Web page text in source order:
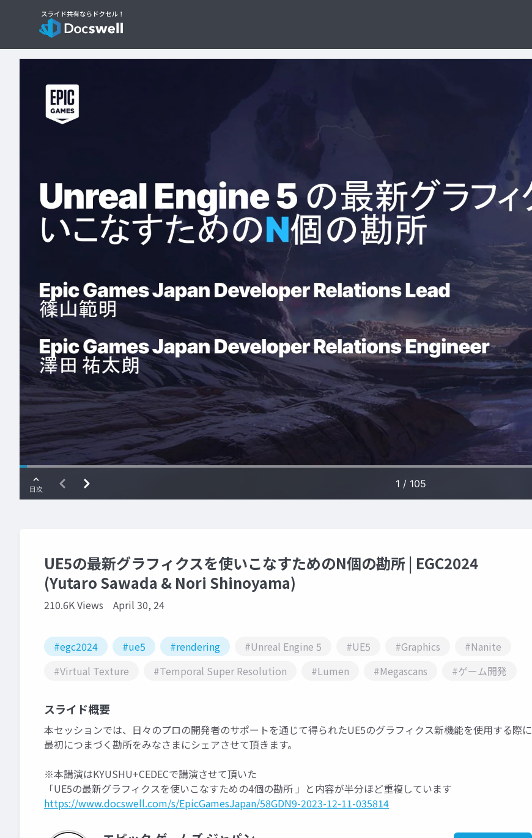
UE5の最新グラフィクスを使いこなすためのN個の勘所 | EGC2024
(Yutaro Sawada & Nori Shinoyama)
210.6K Views April 30, 24
#egc2024 #ue5 #rendering #Unreal Engine 5 #UE5 #Graphics
#Nanite
#Virtual Texture
#Temporal Super Resolution #Lumen #Megascans #ゲーム開発
スライド概要
本セッションでは、日々のプロの開発者のサポートを通じて得られたUE5のグラフィクス新機能を使用する際に
最初につまづく勘所をみなさまにシェアさせて頂きます。
※本講演はKYUSHU+CEDECで講演させて頂いた
「UE5の最新グラフィクスを使いこなすための4個の勘所 」と内容が半分ほど重複しています
https://www.docswell.com/s/EpicGamesJapan/58GDN9-2023-12-11-035814